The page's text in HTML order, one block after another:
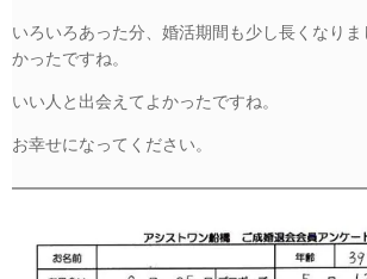
いろいろあった分、婚活期間も少し長くなりま
かったですね。
いい人と出会えてよかったですね。
お幸せになってください。